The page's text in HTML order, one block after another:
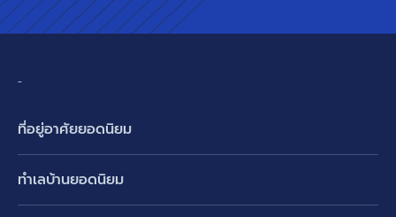
-
ที่อยู่อาศัยยอดนิยม
ทำเลบ้านยอดนิยม